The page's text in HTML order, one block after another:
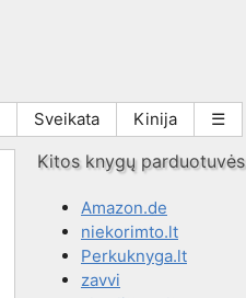
Sveikata Kinija ☰
Kitos knygų parduotuvės
Amazon.de
niekorimto.lt
Perkuknyga.lt
zavvi